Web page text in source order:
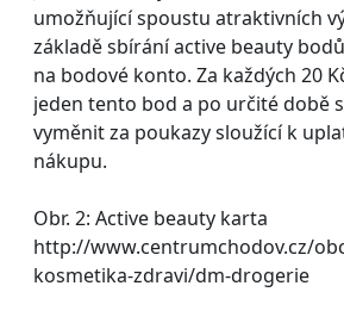
umožňující spoustu atraktivních
základě sbírání active beauty
na bodové konto. Za každých 20
jeden tento bod a po určité době
vyměnit za poukazy sloužící k
nákupu.
Obr. 2: Active beauty karta
http://www.centrumchodov.cz/
kosmetika-zdravi/dm-drogerie